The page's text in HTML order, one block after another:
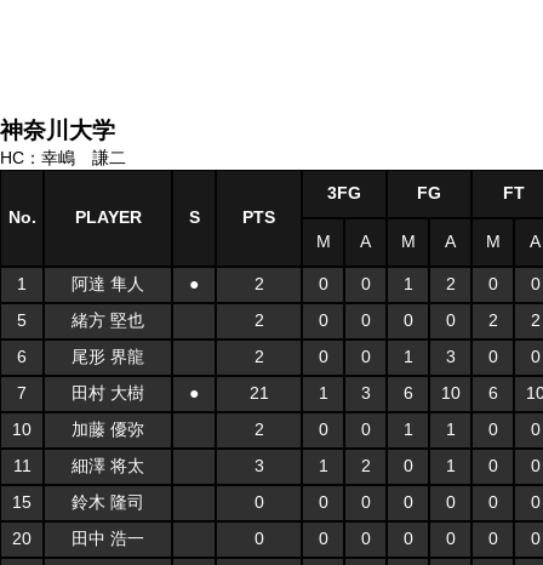
神奈川大学
HC：幸嶋 謙二
No. PLAYER S PTS
3FG FG FT
M A M A M A
1 阿達 隼人 ● 2 0 0 1 2 0
0
5
緒方 堅也 2 0 0 0 0 2
2
6
尾形 界龍 2 0 0 1 3 0
0
7
田村 大樹 ● 21 1 3 6 10 6
10
加藤 優弥 2 0 0 1 1 0
0
11
細澤 将太 3 1 2 0 1 0
0
15
鈴木 隆司 0 0 0 0 0 0
0
20
田中 浩一 0 0 0 0 0 0
0